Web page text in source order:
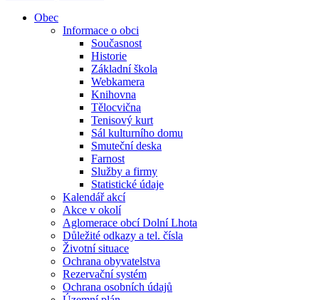
Obec
Informace o obci
Současnost
Historie
Základní škola
Webkamera
Knihovna
Tělocvična
Tenisový kurt
Sál kulturního domu
Smuteční deska
Farnost
Služby a firmy
Statistické údaje
Kalendář akcí
Akce v okolí
Aglomerace obcí Dolní Lhota
Důležité odkazy a tel. čísla
Životní situace
Ochrana obyvatelstva
Rezervační systém
Ochrana osobních údajů